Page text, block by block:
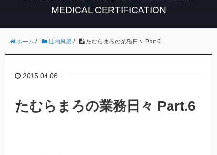
MEDICAL CERTIFICATION
ホーム / 社内風景 / たむらまろの業務日々 Part.6
2015.04.06
たむらまろの業務日々 Part.6